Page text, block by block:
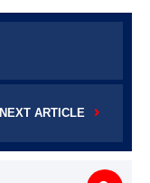
NEXT ARTICLE